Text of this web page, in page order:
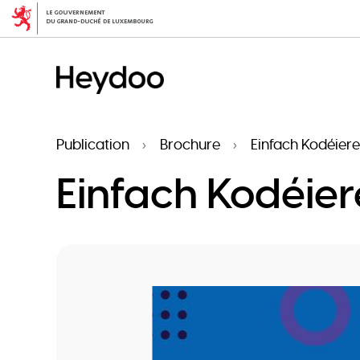
principal
Publication Brochure Einfach
Einfach